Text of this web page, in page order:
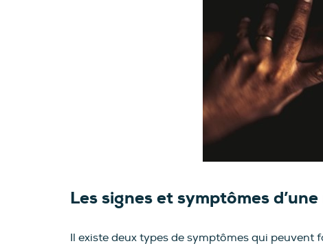
Les signes et symptômes
Il existe deux types de symptômes qui peuvent